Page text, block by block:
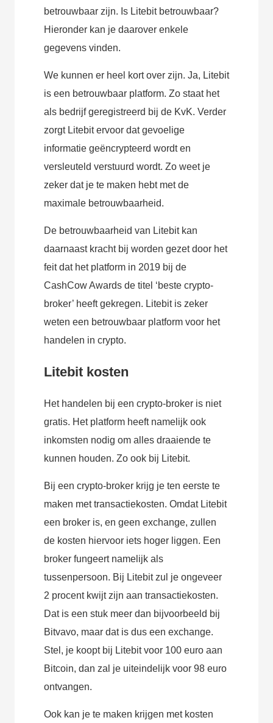
betrouwbaar zijn. Is Litebit betrouwbaar?
Hieronder kan je daarover enkele
gegevens vinden.
We kunnen er heel kort over zijn. Ja, Litebit
is een betrouwbaar platform. Zo staat het
als bedrijf geregistreerd bij de KvK. Verder
zorgt Litebit ervoor dat gevoelige
informatie geëncrypteerd wordt en
versleuteld verstuurd wordt. Zo weet je
zeker dat je te maken hebt met de
maximale betrouwbaarheid.
De betrouwbaarheid van Litebit kan
daarnaast kracht bij worden gezet door het
feit dat het platform in 2019 bij de
CashCow Awards de titel ‘beste crypto-
broker’ heeft gekregen. Litebit is zeker
weten een betrouwbaar platform voor het
handelen in crypto.
Litebit kosten
Het handelen bij een crypto-broker is niet
gratis. Het platform heeft namelijk ook
inkomsten nodig om alles draaiende te
kunnen houden. Zo ook bij Litebit.
Bij een crypto-broker krijg je ten eerste te
maken met transactiekosten. Omdat Litebit
een broker is, en geen exchange, zullen
de kosten hiervoor iets hoger liggen. Een
broker fungeert namelijk als
tussenpersoon. Bij Litebit zul je ongeveer
2 procent kwijt zijn aan transactiekosten.
Dat is een stuk meer dan bijvoorbeeld bij
Bitvavo, maar dat is dus een exchange.
Stel, je koopt bij Litebit voor 100 euro aan
Bitcoin, dan zal je uiteindelijk voor 98 euro
ontvangen.
Ook kan je te maken krijgen met kosten